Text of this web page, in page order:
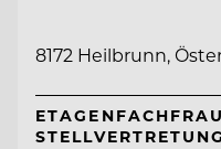
8172 Heilbrunn,